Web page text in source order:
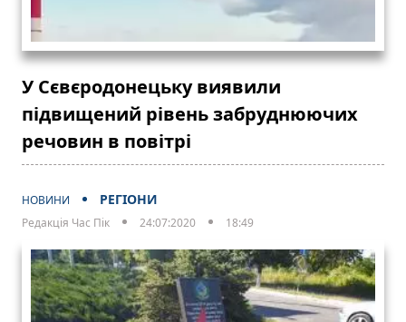
У Сєвєродонецьку виявили
підвищений рівень забруднюючих
речовин в повітрі
НОВИНИ РЕГІОНИ
Редакція Час Пік 24:07:2020 18:49